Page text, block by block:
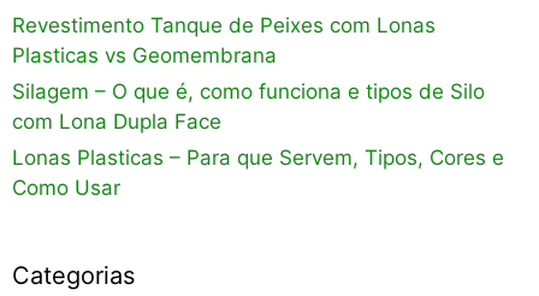
Revestimento Tanque de Peixes com Lonas
Plasticas vs Geomembrana
Silagem – O que é, como funciona e tipos de Silo
com Lona Dupla Face
Lonas Plasticas – Para que Servem, Tipos, Cores e
Como Usar
Categorias